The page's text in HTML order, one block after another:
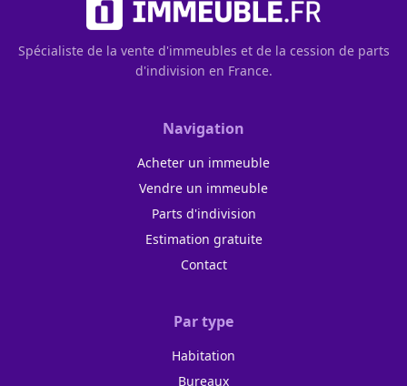
Spécialiste de la vente d'immeubles et de la cession de parts
d'indivision en France.
Navigation
Acheter un immeuble
Vendre un immeuble
Parts d'indivision
Estimation gratuite
Contact
Par type
Habitation
Bureaux